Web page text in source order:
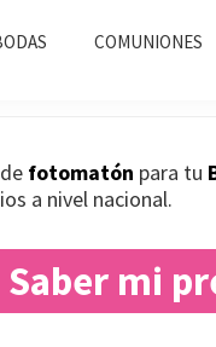
COMUNIONES
Gallocanta
fotomatón para tu
a nivel nacional.
Saber mi